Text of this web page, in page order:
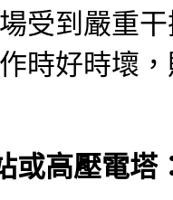
受到嚴重
時好時壞
或高壓電塔